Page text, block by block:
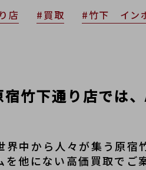
店 #買取 #竹下 イン
宿竹下通り店では
界中から人々が集う原
他にない高価買取でご